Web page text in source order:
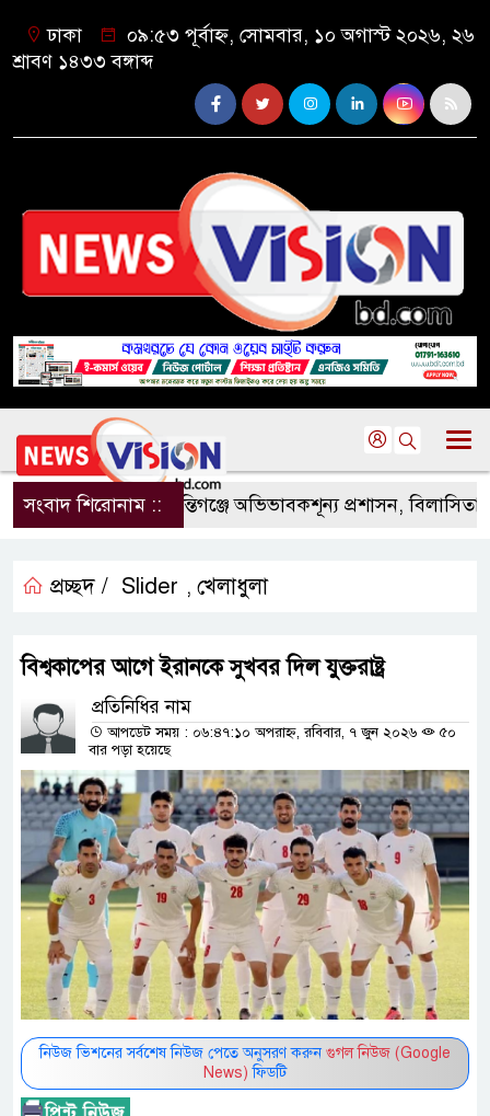
ঢাকা
০৯:৫৩ পূর্বাহ্ন, সোমবার, ১০ অগাস্ট ২০২৬, ২৬
শ্রাবণ ১৪৩৩ বঙ্গাব্দ
সংবাদ শিরোনাম ::‎শান্তিগঞ্জে অভিভাবকশূন্য প্রশাসন, ‎বিলাসিতায়
প্রচ্ছদ / Slider , খেলাধুলা
বিশ্বকাপের আগে ইরানকে সুখবর দিল যুক্তরাষ্ট্র
প্রতিনিধির নাম
আপডেট সময় : ০৬:৪৭:১০ অপরাহ্ন, রবিবার, ৭ জুন ২০২৬
৫০
বার পড়া হয়েছে
নিউজ ভিশনের সর্বশেষ নিউজ পেতে অনুসরণ করুন গুগল নিউজ (Google
News) ফিডটি